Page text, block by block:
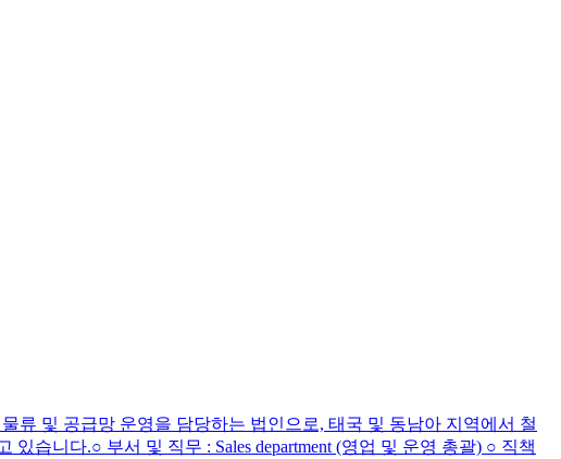
류 및 공급망 운영을 담당하는 법인으로, 태국 및 동남아 지역에서 철
니다. ​ ○ 부서 및 직무 : Sales department (영업 및 운영 총괄) ○ 직책